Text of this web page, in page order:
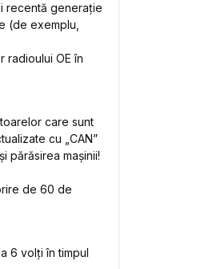
recentă generație
(de exemplu,
radioului OE în
care sunt
cu „CAN”
părăsirea mașinii!
de 60 de
6 volți în timpul